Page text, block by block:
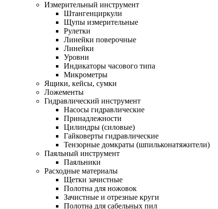
Измерительный инструмент
Штангенциркули
Щупы измерительные
Рулетки
Линейки поверочные
Линейки
Уровни
Индикаторы часового типа
Микрометры
Ящики, кейсы, сумки
Ложементы
Гидравлический инструмент
Насосы гидравлические
Принадлежности
Цилиндры (силовые)
Гайковерты гидравлические
Тензорные домкраты (шпильконатяжители)
Паяльный инструмент
Паяльники
Расходные материалы
Щетки зачистные
Полотна для ножовок
Зачистные и отрезные круги
Полотна для сабельных пил